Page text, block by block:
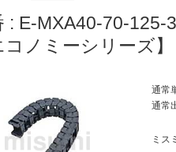
: E-MXA40-70-125-
コノミーシリーズ
通常
通常
ミス